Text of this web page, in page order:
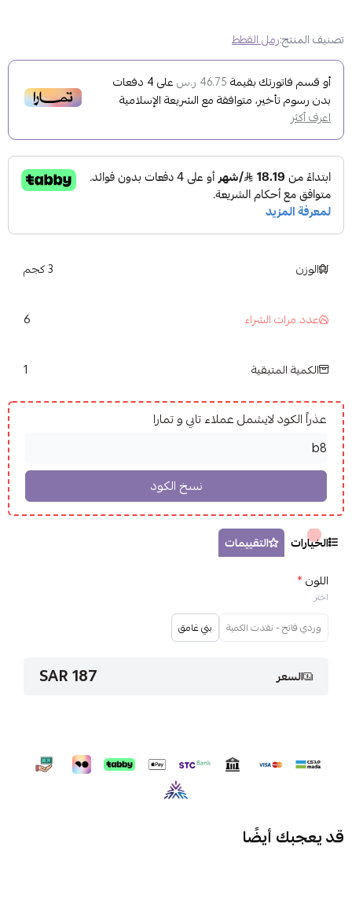
تصنيف المنتج:رمل القطط
أو قسم فاتورتك بقيمة 46.75 ر.س على4 دفعات
بدون رسوم تأخير، متوافقة مع الشريعة الإسلامية
اعرف أكثر
الوزن 3 كجم
عدد مرات الشراء 6
الكمية المتبقية 1
عذراً الكود لايشمل عملاء تابي و تمارا
الخيارات
التقييمات
اللون*
اختر
وردي فاتح - نفدت الكمية بني غامق
السعر 187 SAR
قد يعجبك أيضًا